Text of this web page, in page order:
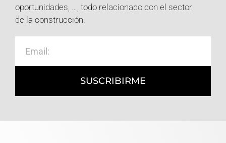
oportunidades, …, todo relacionado con el sector
de la construcción.
SUSCRIBIRME